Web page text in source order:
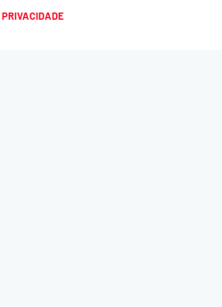
PRIVACIDADE